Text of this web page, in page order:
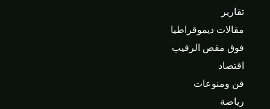
تقارير
مقالات ديموقراطيا
فوق مقص الرقيب
اقتصاد
فن ومنوعات
رياضة